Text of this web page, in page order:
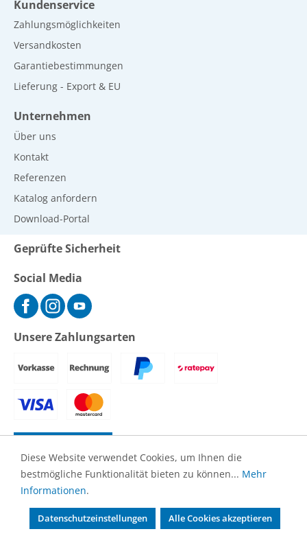
Kundenservice
Zahlungsmöglichkeiten
Versandkosten
Garantiebestimmungen
Lieferung - Export & EU
Unternehmen
Über uns
Kontakt
Referenzen
Katalog anfordern
Download-Portal
Geprüfte Sicherheit
Social Media
Unsere Zahlungsarten
© 2026 Primepool - Alle Rechte vorbehalten.
Impressum
AGB Datenschutz Widerrufsrecht
Cookie
Einstellungen
Diese Website verwendet Cookies, um Ihnen die
bestmögliche Funktionalität bieten zu können... Mehr
Informationen.
Datenschutzeinstellungen Alle Cookies akzeptieren